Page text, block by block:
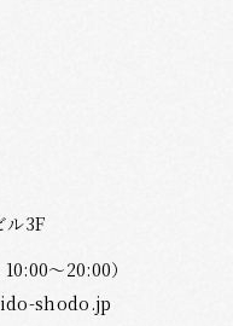
ル3F
10:00～20:00）
shodo.jp